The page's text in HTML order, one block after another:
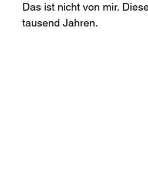
Das ist nicht von mir.
tausend Jahren.